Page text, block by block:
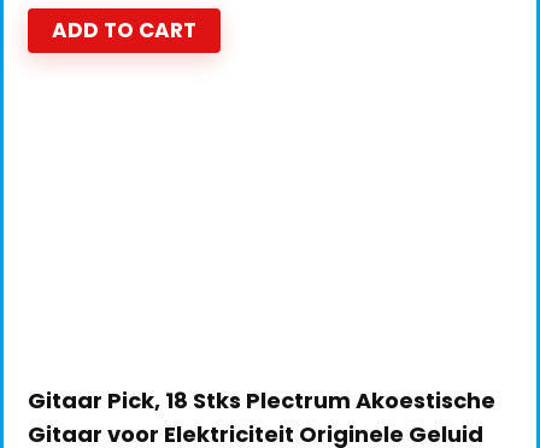
ADD TO CART
Gitaar Pick, 18 Stks Plectrum Akoestische
Gitaar voor Elektriciteit Originele Geluid